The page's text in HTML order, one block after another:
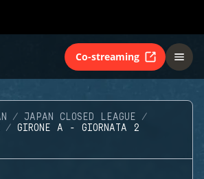
Co-streaming
JAPAN CLOSED LEAGUE
GIRONE A - GIORNATA 2